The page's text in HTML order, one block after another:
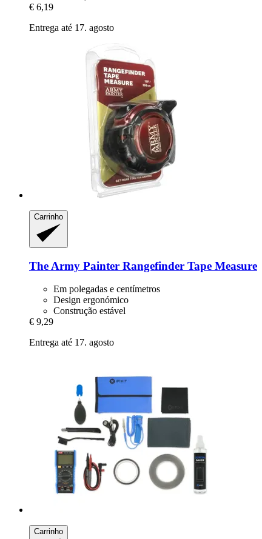
€ 6,19
Entrega até 17. agosto
Carrinho
The Army Painter Rangefinder Tape Measure
Em polegadas e centímetros
Design ergonómico
Construção estável
€ 9,29
Entrega até 17. agosto
Carrinho